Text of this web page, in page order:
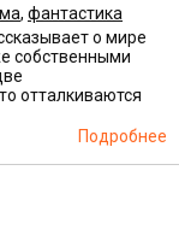
, фантастика
о мире
собственными
отталкиваются
Подробнее